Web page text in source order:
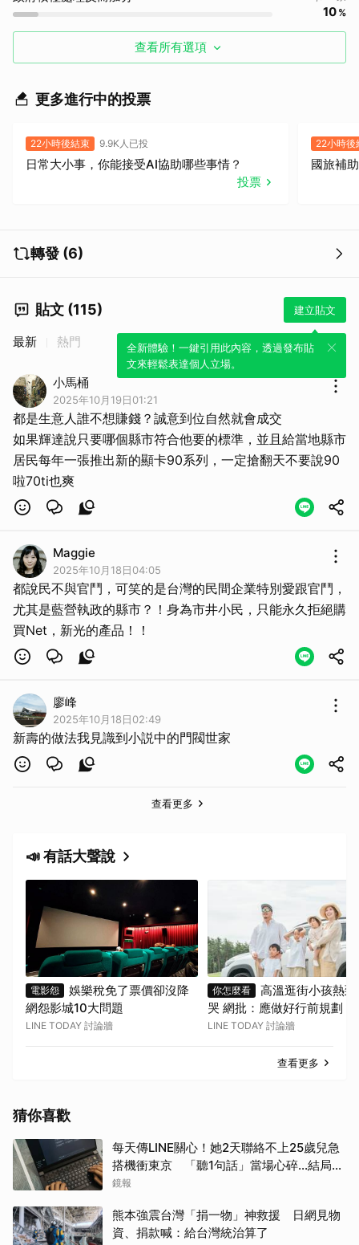
10 %
查看所有選項
更多進行中的投票
22小時後結束 9.9K人已投
日常大小事，你能接受AI協助哪些事情？
投票
22小時後
國旅補
轉發 (6)
貼文 (115) 建立貼文
全新體驗！一鍵引用此內容，透過發布貼
文來輕鬆表達個人立場。
最新 熱門
小馬桶
2025年10月19日01:21
都是生意人誰不想賺錢？誠意到位自然就會成交
如果輝達說只要哪個縣市符合他要的標準，並且給當地縣市
居民每年一張推出新的顯卡90系列，一定搶翻天不要說90
啦70ti也爽
Maggie
2025年10月18日04:05
都說民不與官鬥，可笑的是台灣的民間企業特別愛跟官鬥，
尤其是藍營執政的縣市？！身為市井小民，只能永久拒絕購
買Net，新光的產品！！
廖峰
2025年10月18日02:49
新壽的做法我見識到小説中的門閥世家
查看更多
📣 有話大聲說
電影怨
娛樂稅免了票價卻沒降
網怨影城10大問題
LINE TODAY 討論牆
你怎麼看
高溫逛街小孩熱
哭 網批：應做好行前規劃
LINE TODAY 討論牆
查看更多
猜你喜歡
每天傳LINE關心！她2天聯絡不上25歲兒急
搭機衝東京 「聽1句話」當場心碎...結局看
哭網
鏡報
熊本強震台灣「捐一物」神救援 日網見物
資、捐款喊：給台灣統治算了